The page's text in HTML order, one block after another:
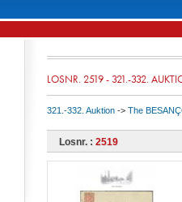
LOSNR. 2519 - 321.-332.
321.-332. Auktion -> The
Losnr. : 2519